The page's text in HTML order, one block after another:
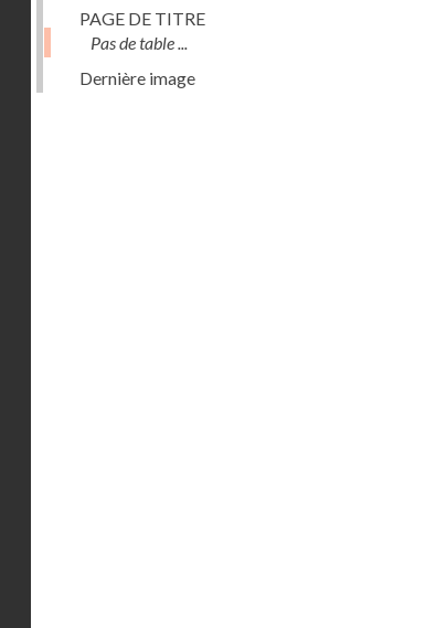
PAGE DE TITRE
Pas de table ...
Dernière image